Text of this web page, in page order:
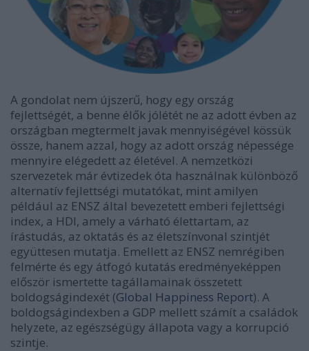
A gondolat nem újszerű, hogy egy ország
fejlettségét, a benne élők jólétét ne az adott évben az
országban megtermelt javak mennyiségével kössük
össze, hanem azzal, hogy az adott ország népessége
mennyire elégedett az életével. A nemzetközi
szervezetek már évtizedek óta használnak különböző
alternatív fejlettségi mutatókat, mint amilyen
például az ENSZ által bevezetett emberi fejlettségi
index, a HDI, amely a várható élettartam, az
írástudás, az oktatás és az életszínvonal szintjét
együttesen mutatja. Emellett az ENSZ nemrégiben
felmérte és egy átfogó kutatás eredményeképpen
először ismertette tagállamainak összetett
boldogságindexét (Global Happiness Report). A
boldogságindexben a GDP mellett számít a családok
helyzete, az egészségügy állapota vagy a korrupció
szintje.